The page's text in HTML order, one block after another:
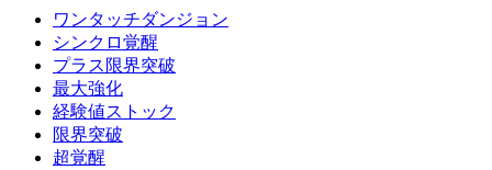
ワンタッチダンジョン
シンクロ覚醒
プラス限界突破
最大強化
経験値ストック
限界突破
超覚醒